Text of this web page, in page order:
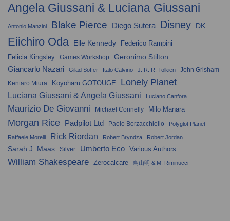
Angela Giussani & Luciana Giussani
Antonio Manzini Blake Pierce Diego Sutera Disney DK
Eiichiro Oda Elle Kennedy Federico Rampini
Felicia Kingsley Games Workshop
Geronimo Stilton
Giancarlo Nazari
Gilad Soffer Italo Calvino J. R. R. Tolkien
John Grisham
Kentaro Miura
Koyoharu GOTOUGE Lonely Planet
Luciana Giussani & Angela Giussani Luciano Canfora
Maurizio De Giovanni Michael Connelly Milo Manara
Morgan Rice Padpilot Ltd Paolo Borzacchiello Polyglot Planet
Raffaele Morelli Rick Riordan Robert Bryndza Robert Jordan
Sarah J. Maas Silver Umberto Eco Various Authors
William Shakespeare Zerocalcare 鳥山明 & M. Riminucci